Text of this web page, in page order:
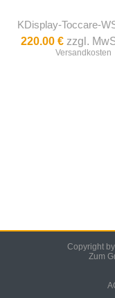
KDisplay-Toccare-
220.00 € zzgl.
Versandkosten
Copyright
Zum